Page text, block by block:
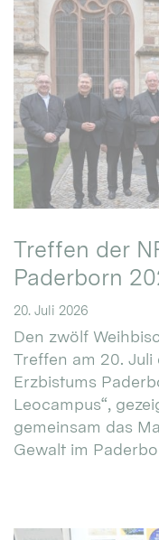
Treffen der
Paderborn
20. Juli 2026
Den zwölf
Treffen am 20.
Erzbistums
Leocampus“,
gemeinsam das
Gewalt im